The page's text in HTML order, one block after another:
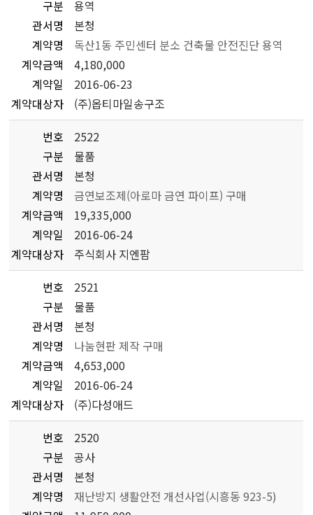
구분
용역
관서명
본청
계약명
독산1동 주민센터 분소 건축물 안전진단 용역
계약금액
4,180,000
계약일
2016-06-23
계약대상자
(주)옵티마일송구조
번호
2522
구분
물품
관서명
본청
계약명
금연보조제(아로마 금연 파이프) 구매
계약금액
19,335,000
계약일
2016-06-24
계약대상자
주식회사 지엔팜
번호
2521
구분
물품
관서명
본청
계약명
나눔현판 제작 구매
계약금액
4,653,000
계약일
2016-06-24
계약대상자
(주)다성애드
번호
2520
구분
공사
관서명
본청
계약명
재난방지 생활안전 개선사업(시흥동 923-5)